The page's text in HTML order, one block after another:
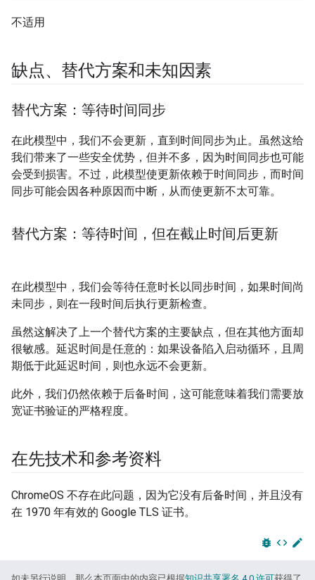
不适用
缺点、替代方案和未知因素
替代方案：等待时间同步
在此模型中，我们不会更新，直到时间同步为止。虽然这给
我们带来了一些安全优势，但并不多，因为时间同步也可能
会受到损害。不过，此模型使更新依赖于时间同步，而时间
同步可能会因各种原因而中断，从而使更新不太可靠。
替代方案：等待时间，但在截止时间后更新
在此模型中，我们会等待任意时长以同步时间，如果时间尚
未同步，则在一段时间后执行更新检查。
虽然这解决了上一个替代方案的主要缺点，但在其他方面却
很敏感。延迟时间是任意的：如果设备陷入启动循环，且周
期低于此延迟时间，则也永远不会更新。
此外，我们仍然依赖于后备时间，这可能意味着我们需要放
宽证书验证的严格程度。
在先技术和参考资料
ChromeOS 不存在此问题，因为它没有后备时间，并且没有
在 1970 年有效的 Google TLS 证书。
bug_report code edit